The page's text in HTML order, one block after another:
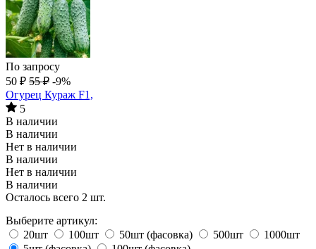
По запросу
50 ₽ 55 ₽ -9%
Огурец Кураж F1,
5
В наличии
В наличии
Нет в наличии
В наличии
Нет в наличии
В наличии
Осталось всего 2 шт.
Выберите артикул:
20шт
100шт 50шт (фасовка) 500шт
1000шт